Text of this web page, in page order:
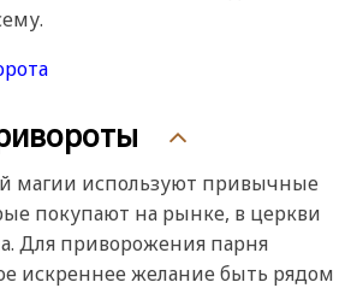
магии используют привычные
покупают на рынке, в церкви
Для приворожения парня
искреннее желание быть рядом